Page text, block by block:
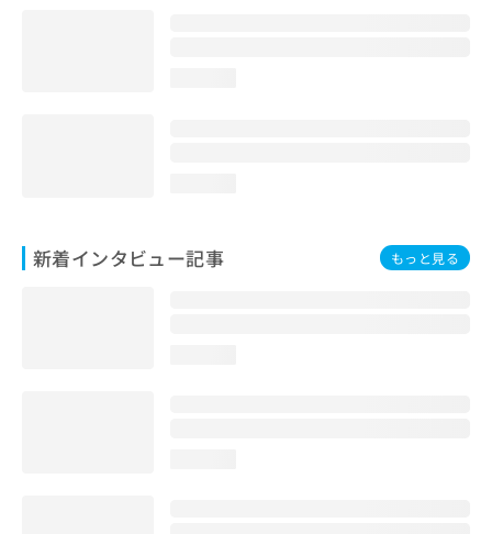
新着インタビュー記事 もっと見る